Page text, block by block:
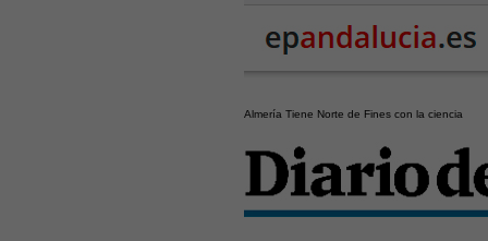
Almería Tiene Norte de Fines con la ciencia